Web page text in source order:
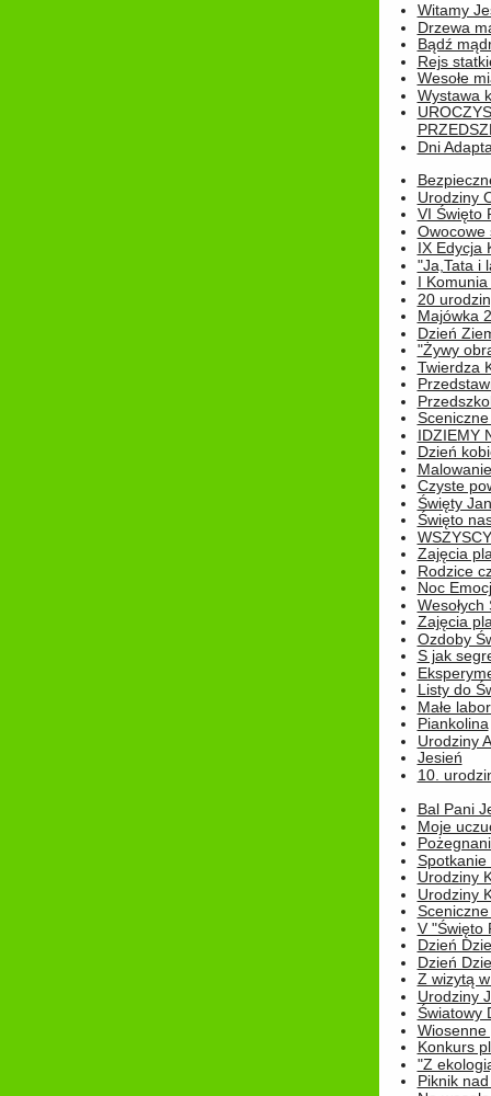
Witamy
Drzewa
Bądź
Rejs
Wesołe
Wystawa
Dni
Urodziny
VI Święto
Owocowe
IX Edycja
"Ja,Tata i
I
20
Majówka
Dzień
"Żywy
Twierdza
IDZIEMY
Dzień
Czyste
Święty
Święto
Zajęcia
Rodzice
Noc
Wesołych
Zajęcia
Ozdoby
S jak
Listy do
Małe
Piankolina
Urodziny
Jesień
10.
Bal Pani
Moje
Spotkanie
Urodziny
Urodziny
V "Święto
Dzień
Dzień
Z wizytą
Urodziny
Światowy
Wiosenne
Konkurs
"Z
Piknik